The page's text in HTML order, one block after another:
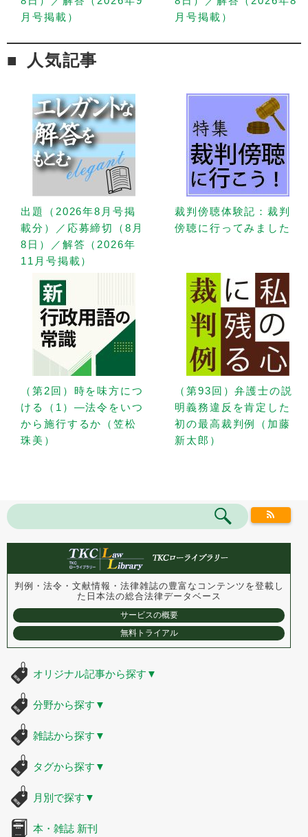
月号掲載）
月号掲載）
人気記事
出題（2026年8月号掲
載分）／応募締切（8月
8日）／解答（2026年
11月号掲載）
裁判傍聴体験記：裁判
傍聴に行ってみました
（第2回）時を味方につ
ける（1）—法令をいつ
から施行するか（笠松
珠美）
（第93回）弁護士の説
明義務違反を肯定した
初の最高裁判例（加藤
新太郎）
判例・法令・文献情報・法律雑誌の豊富なコンテンツを登載し
た 日本法の総合法律データベース
サービスの概要
無料トライアル
オリジナル記事から探す ▼
分野から探す ▼
雑誌から探す ▼
タグから探す ▼
月別で探す ▼
本・雑誌 新刊